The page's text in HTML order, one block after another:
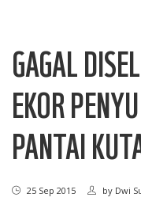
GAGAL
EKOR
PANTAI
25 Sep 2015 by Dwi